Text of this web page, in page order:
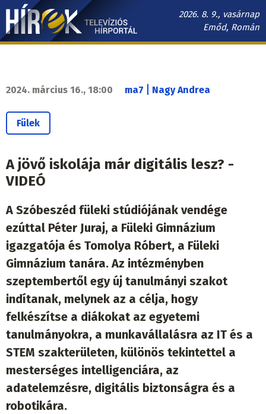
Ugrás
tartalomra
2026. 8. 9., vasárnap
Emőd, Román
Hírek.sk
2024. március 16., 18:00 ma7 Nagy Andrea
Fülek
A jövő iskolája már digitális lesz? -
VIDEÓ
A Szóbeszéd füleki stúdiójának vendége
ezúttal Péter Juraj, a Füleki Gimnázium
igazgatója és Tomolya Róbert, a Füleki
Gimnázium tanára. Az intézményben
szeptembertől egy új tanulmányi szakot
indítanak, melynek az a célja, hogy
felkészítse a diákokat az egyetemi
tanulmányokra, a munkavállalásra az IT és a
STEM szakterületen, különös tekintettel a
mesterséges intelligenciára, az
adatelemzésre, digitális biztonságra és a
robotikára.